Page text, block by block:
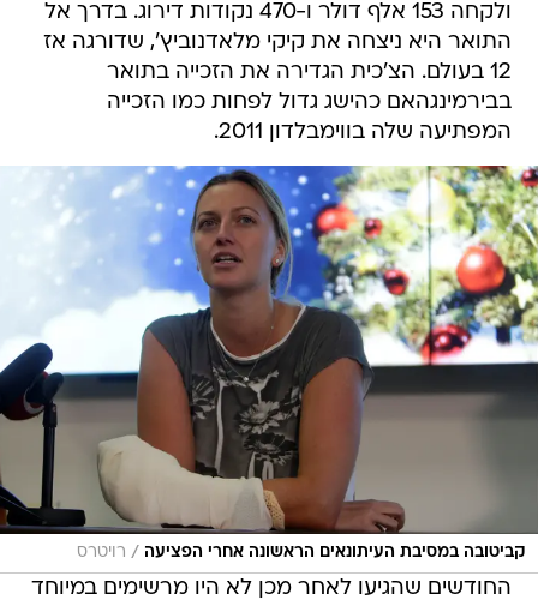
ולקחה 153 אלף דולר ו-470 נקודות דירוג. בדרך אל
התואר היא ניצחה את קיקי מלאדנוביץ', שדורגה אז
12 בעולם. הצ'כית הגדירה את הזכייה בתואר
בבירמינגהאם כהישג גדול לפחות כמו הזכייה
המפתיעה שלה בווימבלדון 2011.
קביטובה במסיבת העיתונאים הראשונה אחרי הפציעה / רויטרס
החודשים שהגיעו לאחר מכן לא היו מרשימים במיוחד